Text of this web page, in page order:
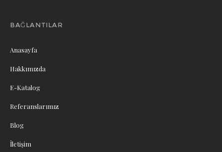
BAĞLANTILAR
Anasayfa
Hakkımızda
E-Katalog
Referanslarımız
Blog
İletişim